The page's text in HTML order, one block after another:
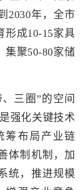
2030年，全市
形成10-15家具
集聚50-80家储
三圈”的空间
强化关键技术
筹布局产业链
体制机制，加
统，推进规模